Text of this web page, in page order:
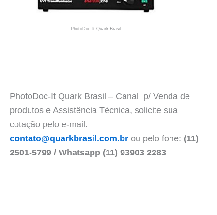
PhotoDoc-It Quark Brasil
PhotoDoc-It Quark Brasil – Canal p/ Venda de
produtos e Assistência Técnica, solicite sua
cotação pelo e-mail:
contato@quarkbrasil.com.br ou pelo fone: (11)
2501-5799 / Whatsapp (11) 93903 2283